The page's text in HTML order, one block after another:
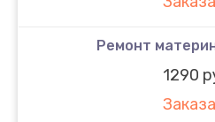
Ремонт
1290